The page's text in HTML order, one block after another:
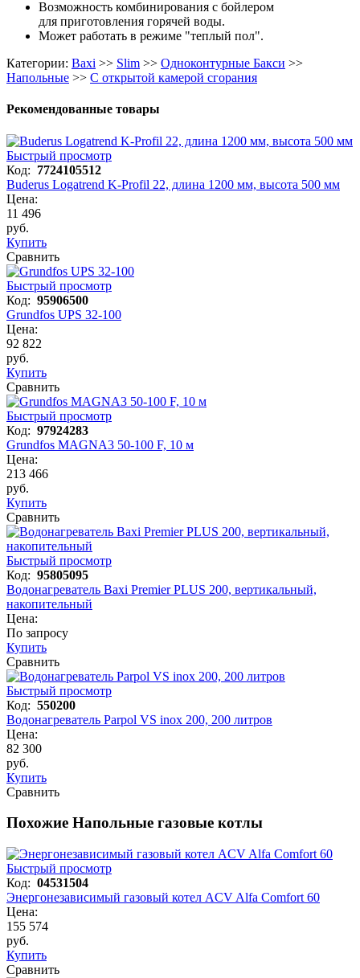
Возможность комбинирования с бойлером
для приготовления горячей воды.
Может работать в режиме "теплый пол".
Категории: Baxi >> Slim >> Одноконтурные Бакси >>
Напольные >> С открытой камерой сгорания
Рекомендованные товары
Быстрый просмотр
Код: 7724105512
Buderus Logatrend K-Profil 22, длина 1200 мм, высота 500 мм
Цена:
11 496
руб.
Купить
Сравнить
Быстрый просмотр
Код: 95906500
Grundfos UPS 32-100
Цена:
92 822
руб.
Купить
Сравнить
Быстрый просмотр
Код: 97924283
Grundfos MAGNA3 50-100 F, 10 м
Цена:
213 466
руб.
Купить
Сравнить
Быстрый просмотр
Код: 95805095
Водонагреватель Baxi Premier PLUS 200, вертикальный,
накопительный
Цена:
По запросу
Купить
Сравнить
Быстрый просмотр
Код: 550200
Водонагреватель Parpol VS inox 200, 200 литров
Цена:
82 300
руб.
Купить
Сравнить
Похожие Напольные газовые котлы
Быстрый просмотр
Код: 04531504
Энергонезависимый газовый котел ACV Alfa Comfort 60
Цена:
155 574
руб.
Купить
Сравнить